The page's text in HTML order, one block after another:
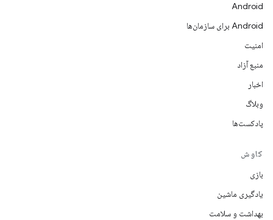
Android
Android برای سازمان‌ها
امنیت
منبع آزاد
اخبار
وبلاگ
پادکست‌ها
کاوش
بازی
یادگیری ماشین
بهداشت و سلامت